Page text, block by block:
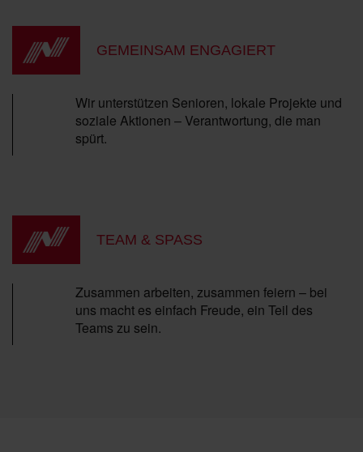
GEMEINSAM ENGAGIERT
Wir unterstützen Senioren, lokale Projekte und
soziale Aktionen – Verantwortung, die man
spürt.
TEAM & SPASS
Zusammen arbeiten, zusammen feiern – bei
uns macht es einfach Freude, ein Teil des
Teams zu sein.